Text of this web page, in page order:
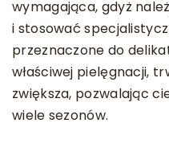
wymagająca, gdyż
i stosować
przeznaczone do
właściwej pielęgnacji,
zwiększa, pozwalając
wiele sezonów.